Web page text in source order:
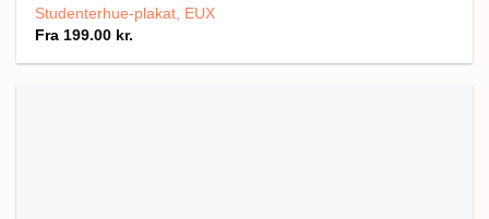
Studenterhue-plakat, EUX
Fra 199.00 kr.